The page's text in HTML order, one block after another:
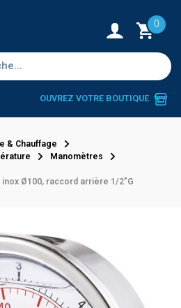
0
OUVREZ VOTRE BOUTIQUE
& Chauffage
Manomètres
Ø100, raccord arrière 1/2"G